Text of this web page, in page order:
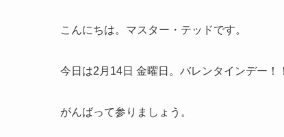
こんにちは。マスター・テッドです。
今日は2月14日 金曜日。バレンタインデー！
がんばって参りましょう。